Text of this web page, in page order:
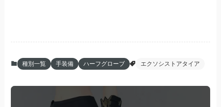
種別一覧 手装備 ハーフグローブ エクソシストアタイア